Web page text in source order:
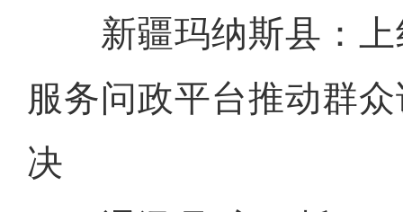
新疆玛纳斯县：上
服务问政平台推动群
决